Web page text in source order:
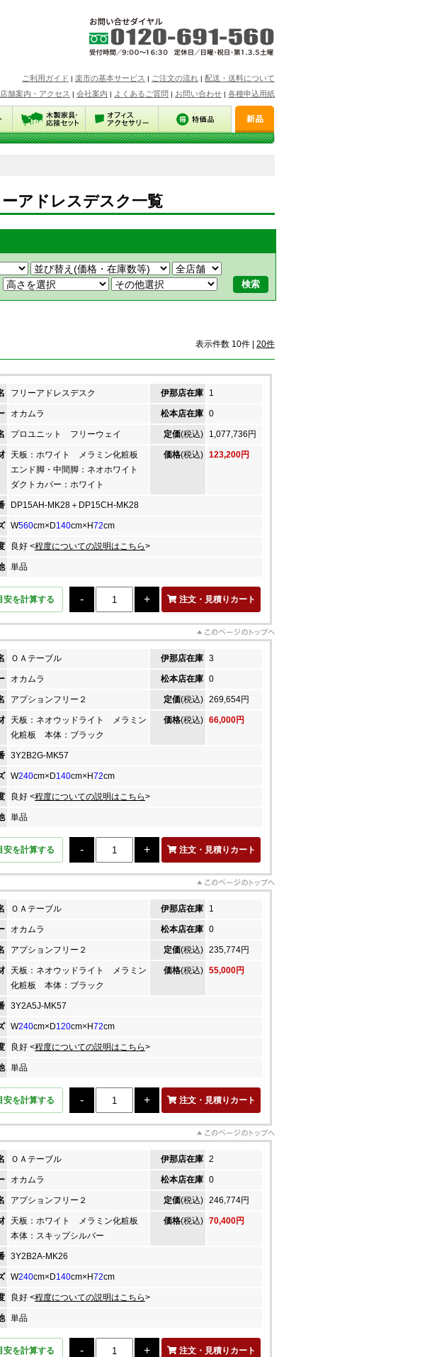
ご利用ガイド | 楽市の基本サービス | ご注文の流れ | 配送・送料について
店舗案内・アクセス | 会社案内 | よくあるご質問 | お問い合わせ | 各種申込用紙
アドレスデスク一覧
表示件数 10件 | 20件
フリーアドレスデスク 伊那店在庫 1
オカムラ 松本店在庫 0
プロユニット フリーウェイ 定価(税込) 1,077,736円
天板：ホワイト メラミン化粧板
エンド脚・中間脚：ネオホワイト
ダクトカバー：ホワイト
価格(税込) 123,200円
DP15AH-MK28＋DP15CH-MK28
W560cm×D140cm×H72cm
良好 <程度についての説明はこちら>
単品
を計算する 注文・見積りカート
ＯＡテーブル 伊那店在庫 3
オカムラ 松本店在庫 0
アプションフリー２ 定価(税込) 269,654円
天板：ネオウッドライト メラミン
化粧板 本体：ブラック
価格(税込) 66,000円
3Y2B2G-MK57
W240cm×D140cm×H72cm
良好 <程度についての説明はこちら>
単品
を計算する 注文・見積りカート
ＯＡテーブル 伊那店在庫 1
オカムラ 松本店在庫 0
アプションフリー２ 定価(税込) 235,774円
天板：ネオウッドライト メラミン
化粧板 本体：ブラック
価格(税込) 55,000円
3Y2A5J-MK57
W240cm×D120cm×H72cm
良好 <程度についての説明はこちら>
単品
を計算する 注文・見積りカート
ＯＡテーブル 伊那店在庫 2
オカムラ 松本店在庫 0
アプションフリー２ 定価(税込) 246,774円
天板：ホワイト メラミン化粧板
本体：スキップシルバー
価格(税込) 70,400円
3Y2B2A-MK26
W240cm×D140cm×H72cm
良好 <程度についての説明はこちら>
単品
を計算する 注文・見積りカート